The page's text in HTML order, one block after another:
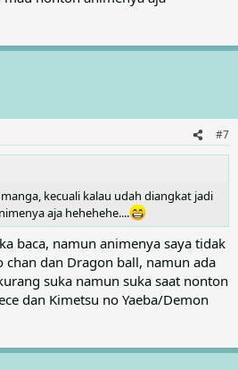
#7
kecuali kalau udah diangkat jadi
aja hehehehe....
baca, namun animenya saya tidak
chan dan Dragon ball, namun ada
suka namun suka saat nonton
dan Kimetsu no Yaeba/Demon